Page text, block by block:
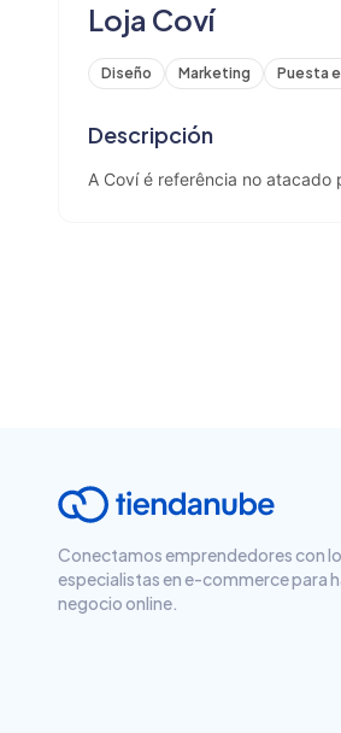
Loja Coví
Diseño Marketing Puesta
Descripción
A Coví é referência no atacado
Conectamos emprendedores con
especialistas en e-commerce para
negocio online.